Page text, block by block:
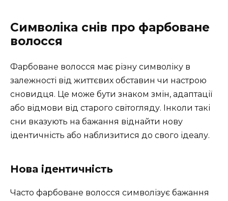
Символіка снів про фарбоване
волосся
Фарбоване волосся має різну символіку в
залежності від життєвих обставин чи настрою
сновидця. Це може бути знаком змін, адаптації
або відмови від старого світогляду. Інколи такі
сни вказують на бажання віднайти нову
ідентичність або наблизитися до свого ідеалу.
Нова ідентичність
Часто фарбоване волосся символізує бажання